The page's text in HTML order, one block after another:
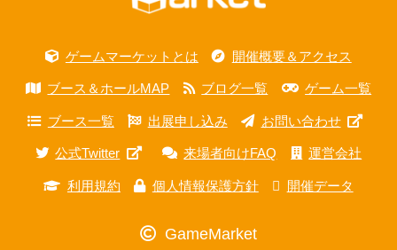
ゲームマーケットとは 開催概要＆アクセス
ブース＆ホールMAP ブログ一覧 ゲーム一覧
ブース一覧 出展申し込み お問い合わせ
公式Twitter 来場者向けFAQ 運営会社
利用規約 個人情報保護方針 開催データ
GameMarket